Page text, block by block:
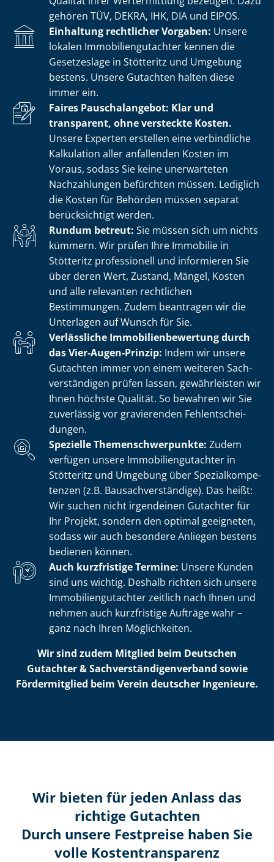
gehören TÜV, DEKRA, IHK, DIA und EIPOS.
Einhaltung rechtlicher Vorgaben: Unsere
lokalen Im­mo­bi­li­en­gut­ach­ter kennen die
Gesetzeslage in Stötteritz und Umgebung
bestens. Unsere Gutachten halten diese
immer ein.
Faires Pauschalangebot: Klar und
transparent, ohne versteckte Kosten.
Unsere Experten erstellen eine verbindliche
Kalkulation aller anfallenden Kosten im
Voraus, sodass Sie keine unerwarteten
Nachzahlungen befürchten müssen. Lediglich
die Kosten für Behörden müssen separat
berücksichtigt werden.
Rundum betreut: Sie müssen sich um nichts
kümmern. Wir prüfen Ihre Immobilie in
Stötteritz professionell und informieren Sie
über deren Wert, Zustand, Mängel, Kosten
und alle relevanten rechtlichen
Bestimmungen. Zudem beantragen wir die
Unterlagen auf Wunsch für Sie.
Verlässliche Im­mo­bi­li­en­be­wer­tung durch
das Vier-Augen-Prinzip: Indem wir unsere
Gutachten immer von einem weiteren Sach­
ver­stän­di­gen prüfen lassen, gewährleisten wir
Ihnen höchste Qualität. So bewahren wir Sie
zuverlässig vor gravierenden Fehl­ent­schei­
dun­gen.
Spezielle The­men­schwer­punk­te: Zudem
verfügen unsere Im­mo­bi­li­en­gut­ach­ter in
Stötteritz und Umgebung über Spe­zi­al­kom­pe­
ten­zen (z.B. Bau­sach­ver­stän­di­ge). Das heißt:
Wir suchen nicht irgendeinen Gutachter für
Ihr Projekt, sondern den optimal geeigneten,
sodass wir auch besondere Anliegen bestens
bedienen können.
Auch kurzfristige Termine: Unsere Kunden
sind uns wichtig. Deshalb richten sich unsere
Im­mo­bi­li­en­gut­ach­ter zeitlich nach Ihnen und
nehmen auch kurzfristige Aufträge wahr –
ganz nach Ihren Möglichkeiten.
Wir sind zudem Mitglied beim Deutschen
Gutachter & Sach­ver­stän­di­gen­ver­band sowie
Fördermitglied beim Verein deutscher Ingenieure.
Wir bieten für jeden Anlass das
richtige Gutachten
Durch unsere Festpreise haben Sie
volle Kosten­transparenz